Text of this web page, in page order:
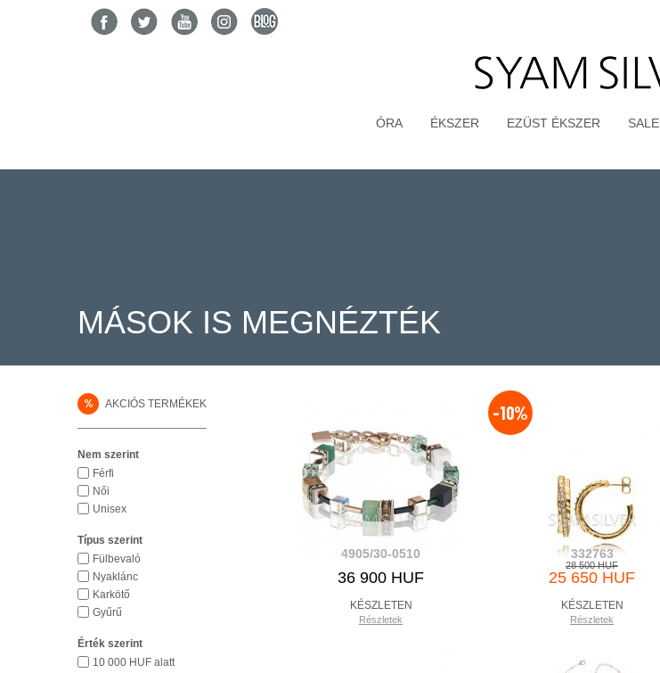
ÓRA ÉKSZER EZÜST ÉKSZER SALE
MÁSOK IS MEGNÉZTÉK
% AKCIÓS TERMÉKEK
Nem szerint
Férfi
Női
Unisex
Típus szerint
Fülbevaló
Nyaklánc
Karkötő
Gyűrű
Érték szerint
10 000 HUF alatt
4905/30-0510
36 900 HUF
KÉSZLETEN
Részletek
332763
28 500 HUF
25 650 HUF
-10%
KÉSZLETEN
Részletek